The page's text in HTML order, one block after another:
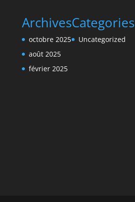
Archives
octobre 2025
août 2025
février 2025
Categories
Uncategorized